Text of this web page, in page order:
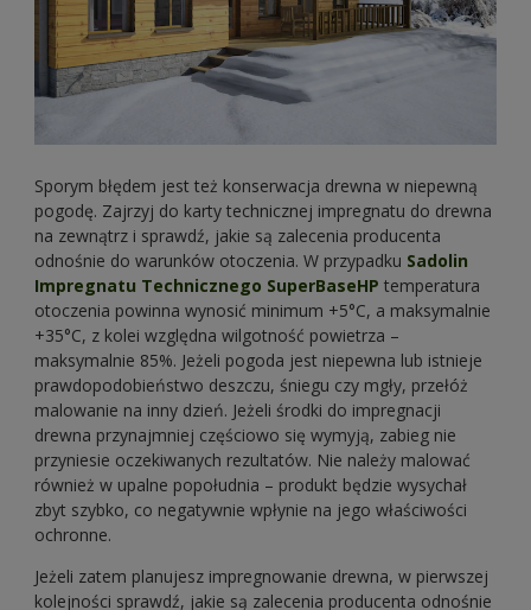
Sporym błędem jest też konserwacja drewna w niepewną
pogodę. Zajrzyj do karty technicznej impregnatu do drewna
na zewnątrz i sprawdź, jakie są zalecenia producenta
odnośnie do warunków otoczenia. W przypadku Sadolin
Impregnatu Technicznego SuperBaseHP temperatura
otoczenia powinna wynosić minimum +5°C, a maksymalnie
+35°C, z kolei względna wilgotność powietrza –
maksymalnie 85%. Jeżeli pogoda jest niepewna lub istnieje
prawdopodobieństwo deszczu, śniegu czy mgły, przełóż
malowanie na inny dzień. Jeżeli środki do impregnacji
drewna przynajmniej częściowo się wymyją, zabieg nie
przyniesie oczekiwanych rezultatów. Nie należy malować
również w upalne popołudnia – produkt będzie wysychał
zbyt szybko, co negatywnie wpłynie na jego właściwości
ochronne.
Jeżeli zatem planujesz impregnowanie drewna, w pierwszej
kolejności sprawdź, jakie są zalecenia producenta odnośnie